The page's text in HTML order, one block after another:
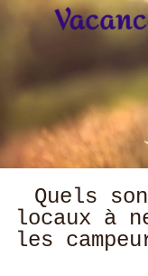
Quels
locaux à
les